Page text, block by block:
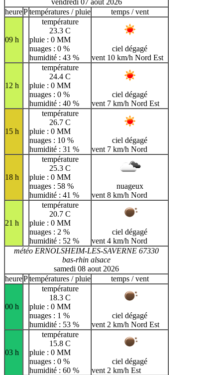
V
W X Y Z
heurePtempératures / pluie temps / vent
09 h
température
23.3 C
pluie : 0 MM
nuages : 0 %
humidité : 43 %
ciel dégagé
vent 10 km/h Nord Est
12 h
température
24.4 C
pluie : 0 MM
nuages : 0 %
humidité : 40 %
ciel dégagé
vent 7 km/h Nord Est
15 h
température
26.7 C
pluie : 0 MM
nuages : 10 %
humidité : 31 %
ciel dégagé
vent 7 km/h Nord
18 h
température
25.3 C
pluie : 0 MM
nuages : 58 %
humidité : 41 %
nuageux
vent 8 km/h Nord
21 h
température
20.7 C
pluie : 0 MM
nuages : 2 %
humidité : 52 %
ciel dégagé
vent 4 km/h Nord
météo ERNOLSHEIM-LES-SAVERNE 67330
bas-rhin alsace
samedi 08 aout 2026
heurePtempératures / pluie temps / vent
00 h
température
18.3 C
pluie : 0 MM
nuages : 1 %
humidité : 53 %
ciel dégagé
vent 2 km/h Nord Est
03 h
température
15.8 C
pluie : 0 MM
nuages : 0 %
humidité : 60 %
ciel dégagé
vent 2 km/h Est